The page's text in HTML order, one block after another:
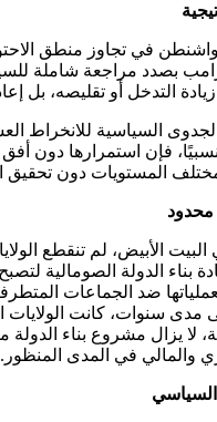
واشنطن في تجاوز منطق
بصدد مراجعة شاملة
التدخل أو تقليصه، بل
السياسية للانخراط
فإن استمرارها دون
المستويات دون تحقيق
كانت إدارة جورج دبليو بوش (2001-
بناء الدولة
ضد الجماعات
انهيار نظام سياد بري في عام
لا يزال مشروع بناء
والمالي في المدى المنظور.